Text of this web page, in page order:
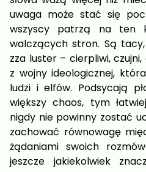
uwaga może stać się
wszyscy patrzą na ten
walczących stron. Są
zza luster – cierpliwi,
z wojny ideologicznej,
ludzi i elfów. Podsycają
większy chaos, tym
nigdy nie powinny zostać
zachować równowagę
żądaniami swoich
jeszcze jakiekolwiek